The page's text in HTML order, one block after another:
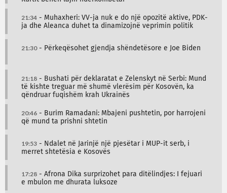
21:34 - Muhaxheri: VV-ja nuk e do një opozitë aktive, PDK-
ja dhe Aleanca duhet ta dinamizojnë veprimin politik
21:30- Përkeqësohet gjendja shëndetësore e Joe Biden
21:18 - Bushati për deklaratat e Zelenskyt në Serbi: Mund
të kishte treguar më shumë vlerësim për Kosovën, ka
qëndruar fuqishëm krah Ukrainës
20:46 - Burim Ramadani: Mbajeni pushtetin, por harrojeni
që mund ta prishni shtetin
19:53 - Ndalet në Jarinjë një pjesëtar i MUP-it serb, i
merret shtetësia e Kosovës
17:28 - Afrona Dika surprizohet para ditëlindjes: I fejuari
e mbulon me dhurata luksoze